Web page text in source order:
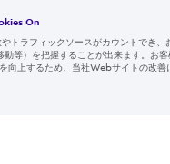
約
& Language:
Japan |
On
トラフィックソースがカウントでき、
動等）を把握することが出来ます。お
向上するため、当社Webサイトの改善